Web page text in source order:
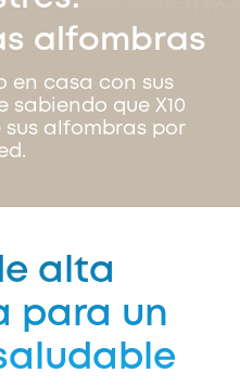
alfombras
en casa con sus
sabiendo que X10
sus alfombras por
alta
para un